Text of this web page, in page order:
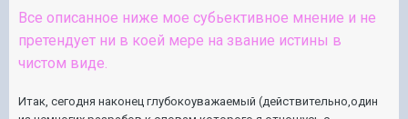
Все описанное ниже мое субьективное мнение и не
претендует ни в коей мере на звание истины в
чистом виде.
Итак, сегодня наконец глубокоуважаемый (действительно,один